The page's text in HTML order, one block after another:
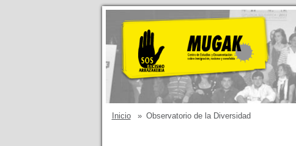
Inicio » Observatorio de la Diversidad